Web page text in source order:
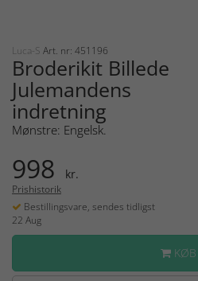
Luca-S Art. nr: 451196
Broderikit Billede
Julemandens
indretning
Mønstre: Engelsk.
998 kr.
Prishistorik
Bestillingsvare, sendes tidligst
22 Aug
KØB